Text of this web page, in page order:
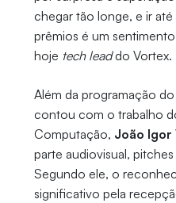
chegar tão longe, e ir
prêmios é um
hoje tech leaddo Vortex.
Além da programação
contou com o trabalho
Computação, João Igor
parte audiovisual,
Segundo ele, o
significativo pela